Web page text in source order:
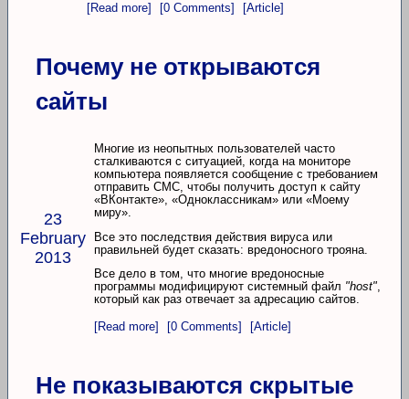
[Read more]
[0 Comments] [Article]
Почему не открываются
сайты
23
February
2013
Многие из неопытных пользователей часто
сталкиваются с ситуацией, когда на мониторе
компьютера появляется сообщение с требованием
отправить СМС, чтобы получить доступ к сайту
«ВКонтакте», «Одноклассникам» или «Моему
миру».
Все это последствия действия вируса или
правильней будет сказать: вредоносного трояна.
Все дело в том, что многие вредоносные
программы модифицируют системный файл "host",
который как раз отвечает за адресацию сайтов.
[Read more]
[0 Comments] [Article]
Не показываются скрытые